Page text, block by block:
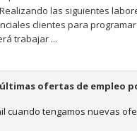
las siguientes
clientes para
trabajar ...
últimas ofertas de empleo
cuando tengamos nuevas